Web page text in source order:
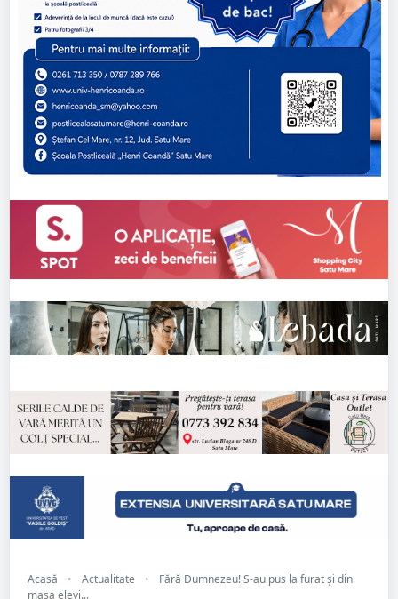
Acasă • Actualitate •
Fără Dumnezeu! S-au pus la furat și din
masa elevi...